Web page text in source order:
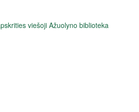
viešoji Ažuolyno biblioteka